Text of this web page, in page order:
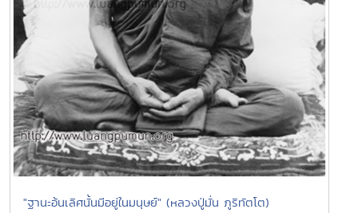
"ฐานะอ้นเลิศนั้นมีอยู่ในมนุษย์" (หลวงปู่มั่น ภูริทัตโต)